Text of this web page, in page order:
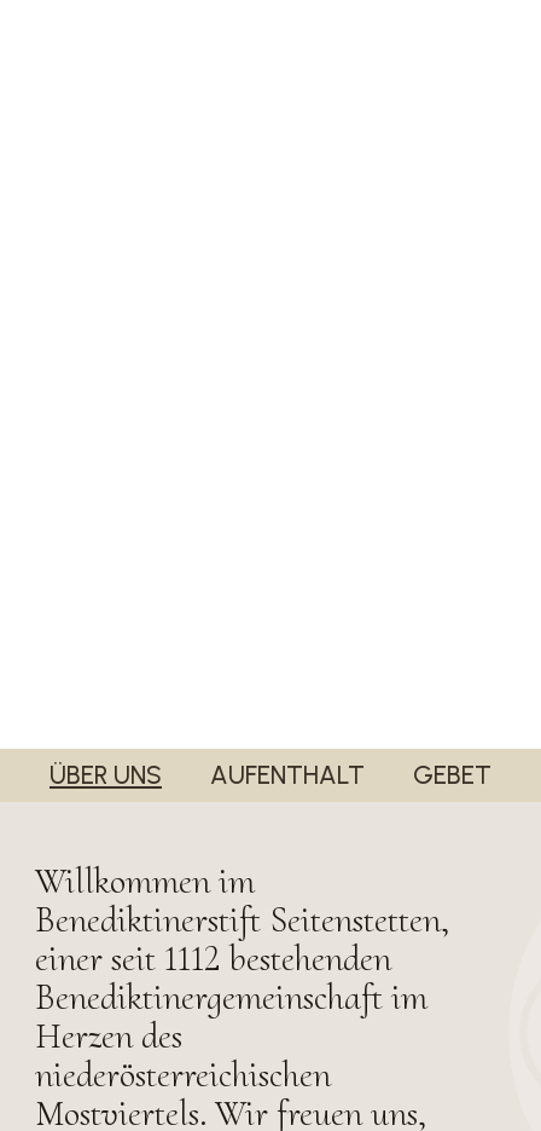
ÜBER UNS AUFENTHALT GEBET
Willkommen im
Benediktinerstift Seitenstetten,
einer seit 1112 bestehenden
Benediktinergemeinschaft im
Herzen des
niederösterreichischen
Mostviertels. Wir freuen uns,